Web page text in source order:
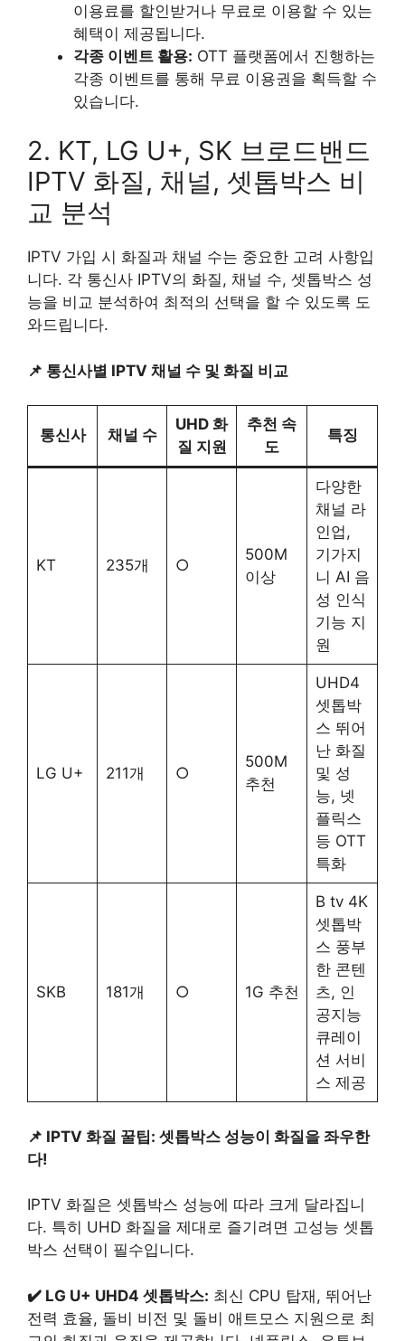
이용료를 할인받거나 무료로 이용할 수 있는
혜택이 제공됩니다.
각종 이벤트 활용: OTT 플랫폼에서 진행하는
각종 이벤트를 통해 무료 이용권을 획득할 수
있습니다.
2. KT, LG U+, SK 브로드밴드
IPTV 화질, 채널, 셋톱박스 비
교 분석
IPTV 가입 시 화질과 채널 수는 중요한 고려 사항입
니다. 각 통신사 IPTV의 화질, 채널 수, 셋톱박스 성
능을 비교 분석하여 최적의 선택을 할 수 있도록 도
와드립니다.
📌 통신사별 IPTV 채널 수 및 화질 비교
통신사 채널 수
UHD 화
질 지원
추천 속
도
특징
KT 235개 ○
500M
이상
다양한
채널 라
인업,
기가지
니 AI 음
성 인식
기능 지
원
LG U+ 211개 ○
500M
추천
UHD4
셋톱박
스 뛰어
난 화질
및 성
능, 넷
플릭스
등 OTT
특화
SKB 181개 ○ 1G 추천
B tv 4K
셋톱박
스 풍부
한 콘텐
츠, 인
공지능
큐레이
션 서비
스 제공
📌 IPTV 화질 꿀팁: 셋톱박스 성능이 화질을 좌우한
다!
IPTV 화질은 셋톱박스 성능에 따라 크게 달라집니
다. 특히 UHD 화질을 제대로 즐기려면 고성능 셋톱
박스 선택이 필수입니다.
✔️ LG U+ UHD4 셋톱박스: 최신 CPU 탑재, 뛰어난
전력 효율, 돌비 비전 및 돌비 애트모스 지원으로 최